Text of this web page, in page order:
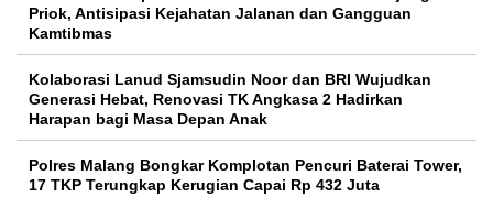
Priok, Antisipasi Kejahatan Jalanan dan Gangguan
Kamtibmas
Kolaborasi Lanud Sjamsudin Noor dan BRI Wujudkan
Generasi Hebat, Renovasi TK Angkasa 2 Hadirkan
Harapan bagi Masa Depan Anak
Polres Malang Bongkar Komplotan Pencuri Baterai Tower,
17 TKP Terungkap Kerugian Capai Rp 432 Juta